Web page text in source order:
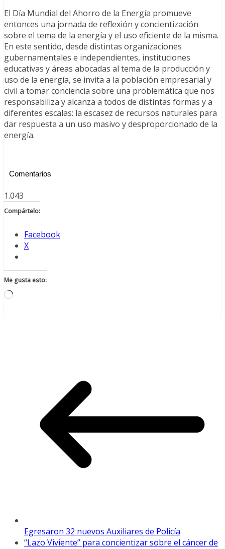
El Día Mundial del Ahorro de la Energía promueve
entonces una jornada de reflexión y concientización
sobre el tema de la energía y el uso eficiente de la misma.
En este sentido, desde distintas organizaciones
gubernamentales e independientes, instituciones
educativas y áreas abocadas al tema de la producción y
uso de la energía, se invita a la población empresarial y
civil a tomar conciencia sobre una problemática que nos
responsabiliza y alcanza a todos de distintas formas y a
diferentes escalas: la escasez de recursos naturales para
dar respuesta a un uso masivo y desproporcionado de la
energía.
Comentarios
1.043
Compártelo:
Facebook
X
Me gusta esto:
Cargando...
Egresaron 32 nuevos Auxiliares de Policía
“Lazo Viviente” para concientizar sobre el cáncer de